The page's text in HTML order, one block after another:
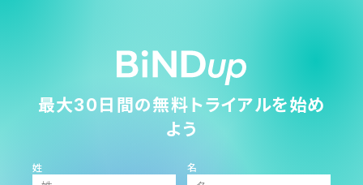
最大30日間の無料トライアルを始め
よう
姓 名